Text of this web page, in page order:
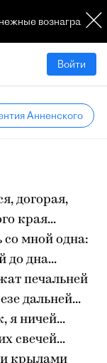
Войти
Анненского
догорая,
края...
со мной одна:
до дна...
печальней
дальней...
я ничей...
свечей...
крылами